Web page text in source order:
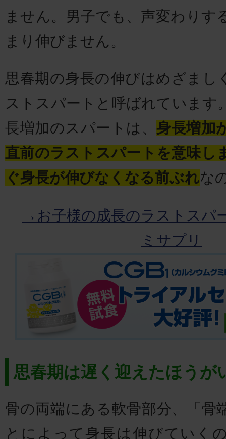
ません。男子でも、声変わりす
まり伸びません。
思春期の身長の伸びはめざまし
ストスパートと呼ばれています
長増加のスパートは、 身長増加
直前のラストスパートを意味し
ぐ身長が伸びなくなる前ぶれな
→お子様の成長のラストスパ
ミサプリ
思春期は遅く迎えたほうが
骨の両端にある軟骨部分、「骨
とによって身長は伸びていく